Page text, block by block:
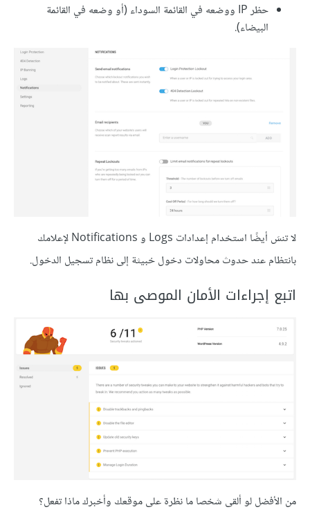
حظر IP ووضعه في القائمة السوداء (أو وضعه في القائمة
البيضاء).
لا تنسَ أيضًا استخدام إعدادات Logs و Notifications لإعلامك
بانتظام عند حدوث محاولات دخول خبيثة إلى نظام تسجيل الدخول.
اتبع إجراءات الأمان الموصى بها
من الأفضل لو ألقى شخصا ما نظرة على موقعك وأخبرك ماذا تفعل؟